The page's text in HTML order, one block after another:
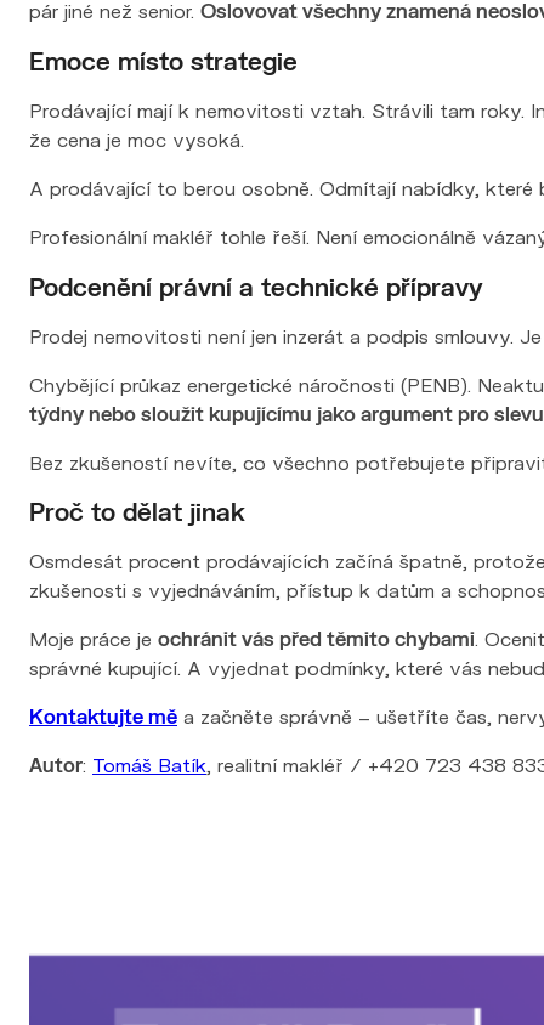
Emoce místo strategie
Prodávající mají k nemovitosti vztah. Strávili tam roky.
že cena je moc vysoká.
A prodávající to berou osobně. Odmítají nabídky,
Profesionální makléř tohle řeší. Není emocionálně
Prodej nemovitosti není jen inzerát a podpis
Chybějící průkaz energetické náročnosti (PENB).
týdny nebo sloužit kupujícímu jako argument pro
Bez zkušeností nevíte, co všechno potřebujete
Proč to dělat jinak
Osmdesát procent prodávajících začíná špatně,
zkušenosti s vyjednáváním, přístup k datům a
ochránit vás před těmito chybami
.
správné kupující. A vyjednat podmínky, které vás
Kontaktujte mě a začněte správně – ušetříte čas,
Tomáš Batík , realitní makléř / +420 723 438